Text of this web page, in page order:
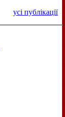
усі публікації